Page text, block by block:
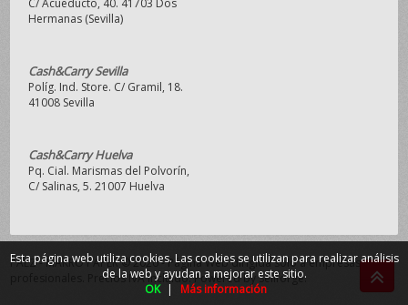
Hermanas (Sevilla)
Cash&Carry Sevilla
Políg. Ind. Store. C/ Gramil, 18.
41008 Sevilla
Cash&Carry Huelva
Pq. Cial. Marismas del Polvorín,
C/ Salinas, 5. 21007 Huelva
PAEZ - MAKRO PAPER © 2026 - Página Web dirigida sólo a empresas y
profesionales. Precios IVA incluido.Powered by Sellforge.
Esta página web utiliza cookies. Las cookies se utilizan para realizar análisis
de la web y ayudan a mejorar este sitio.
OK | Más información